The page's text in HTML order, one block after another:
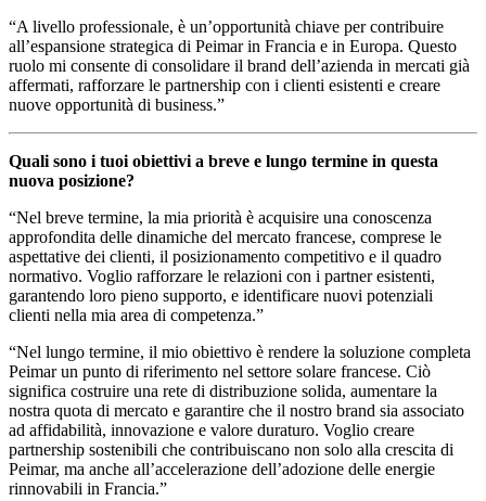
“A livello professionale, è un’opportunità chiave per contribuire
all’espansione strategica di Peimar in Francia e in Europa. Questo
ruolo mi consente di consolidare il brand dell’azienda in mercati già
affermati, rafforzare le partnership con i clienti esistenti e creare
nuove opportunità di business.”
Quali sono i tuoi obiettivi a breve e lungo termine in questa
nuova posizione?
“Nel breve termine, la mia priorità è acquisire una conoscenza
approfondita delle dinamiche del mercato francese, comprese le
aspettative dei clienti, il posizionamento competitivo e il quadro
normativo. Voglio rafforzare le relazioni con i partner esistenti,
garantendo loro pieno supporto, e identificare nuovi potenziali
clienti nella mia area di competenza.”
“Nel lungo termine, il mio obiettivo è rendere la soluzione completa
Peimar un punto di riferimento nel settore solare francese. Ciò
significa costruire una rete di distribuzione solida, aumentare la
nostra quota di mercato e garantire che il nostro brand sia associato
ad affidabilità, innovazione e valore duraturo. Voglio creare
partnership sostenibili che contribuiscano non solo alla crescita di
Peimar, ma anche all’accelerazione dell’adozione delle energie
rinnovabili in Francia.”